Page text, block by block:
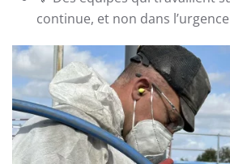
continue, et non dans l’urgence